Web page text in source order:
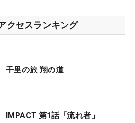
クセスランキング
千里の旅 翔の道
IMPACT 第1話「流れ者」